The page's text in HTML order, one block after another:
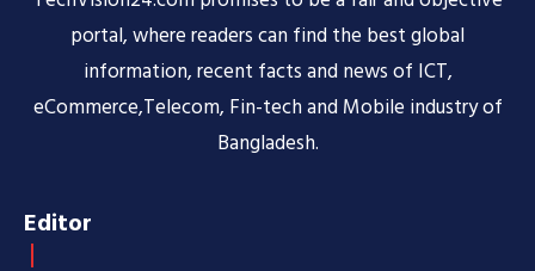
portal, where readers can find the best global
information, recent facts and news of ICT,
eCommerce,Telecom, Fin-tech and Mobile industry of
Bangladesh.
Editor